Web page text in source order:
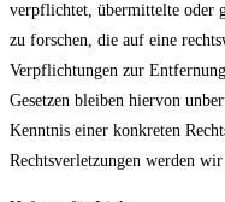
verpflichtet, übermittelte oder
zu forschen, die auf eine
Verpflichtungen zur
Gesetzen bleiben hiervon
Kenntnis einer konkreten
Rechtsverletzungen werden